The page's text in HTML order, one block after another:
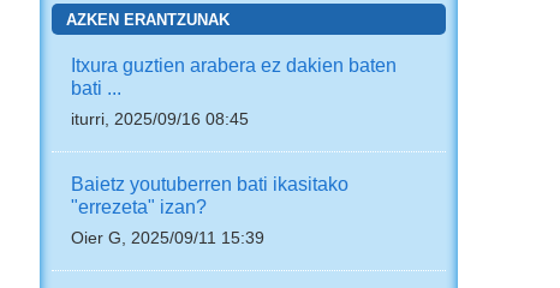
AZKEN ERANTZUNAK
Itxura guztien arabera ez dakien baten
bati ...
iturri, 2025/09/16 08:45
Baietz youtuberren bati ikasitako
"errezeta" izan?
Oier G, 2025/09/11 15:39